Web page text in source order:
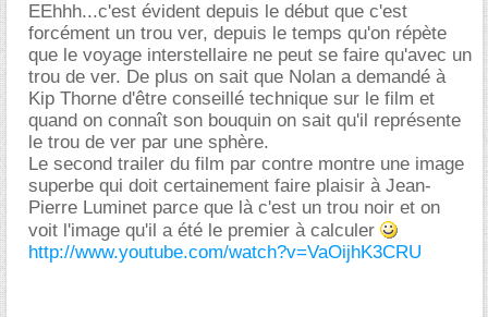
EEhhh...c'est évident depuis le début que c'est
forcément un trou ver, depuis le temps qu'on répète
que le voyage interstellaire ne peut se faire qu'avec un
trou de ver. De plus on sait que Nolan a demandé à
Kip Thorne d'être conseillé technique sur le film et
quand on connaît son bouquin on sait qu'il représente
le trou de ver par une sphère.
Le second trailer du film par contre montre une image
superbe qui doit certainement faire plaisir à Jean-
Pierre Luminet parce que là c'est un trou noir et on
voit l'image qu'il a été le premier à calculer
http://www.youtube.com/watch?v=VaOijhK3CRU